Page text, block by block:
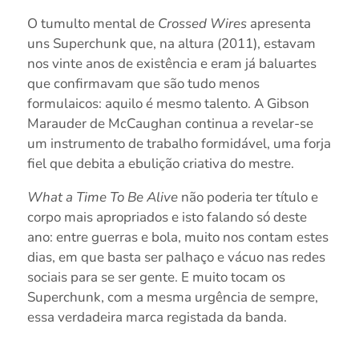
O tumulto mental de Crossed Wires apresenta
uns Superchunk que, na altura (2011), estavam
nos vinte anos de existência e eram já baluartes
que confirmavam que são tudo menos
formulaicos: aquilo é mesmo talento. A Gibson
Marauder de McCaughan continua a revelar-se
um instrumento de trabalho formidável, uma forja
fiel que debita a ebulição criativa do mestre.
What a Time To Be Alivenão poderia ter título e
corpo mais apropriados e isto falando só deste
ano: entre guerras e bola, muito nos contam estes
dias, em que basta ser palhaço e vácuo nas redes
sociais para se ser gente. E muito tocam os
Superchunk, com a mesma urgência de sempre,
essa verdadeira marca registada da banda.